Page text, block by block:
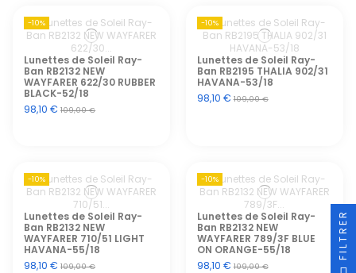
-10%
Lunettes de Soleil Ray-
Ban RB2132 NEW
WAYFARER 622/30 RUBBER
BLACK-52/18
98,10 €109,00 €
-10%
Lunettes de Soleil Ray-
Ban RB2195 THALIA 902/31
HAVANA-53/18
98,10 €109,00 €
-10%
Lunettes de Soleil Ray-
Ban RB2132 NEW
WAYFARER 710/51 LIGHT
HAVANA-55/18
98,10 €109,00 €
-10%
Lunettes de Soleil Ray-
Ban RB2132 NEW
WAYFARER 789/3F BLUE
ON ORANGE-55/18
98,10 €109,00 €
FILTRER